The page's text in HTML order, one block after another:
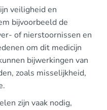
veiligheid en
bijvoorbeeld de
of nierstoornissen en
om dit medicijn
bijwerkingen van
zoals misselijkheid,
zijn vaak nodig,